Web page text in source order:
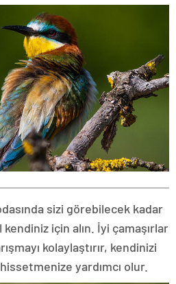
sizi görebilecek kadar
için alın. İyi çamaşırlar
kolaylaştırır, kendinizi
yardımcı olur.